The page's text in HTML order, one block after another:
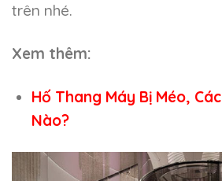
trên nhé.
Xem thêm:
Hố Thang Máy Bị Méo,
Nào?